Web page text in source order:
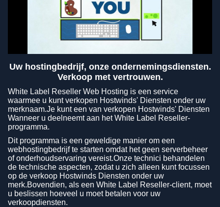
Uw hostingbedrijf, onze ondernemingsdiensten.
Verkoop met vertrouwen.
White Label Reseller Web Hosting is een service
waarmee u kunt verkopen Hostwinds' Diensten onder uw
merknaam.Je kunt een van verkopen Hostwinds' Diensten
Wanneer u deelneemt aan het White Label Reseller-
programma.
Dit programma is een geweldige manier om een
webhostingbedrijf te starten omdat het geen serverbeheer
of onderhoudservaring vereist.Onze technici behandelen
de technische aspecten, zodat u zich alleen kunt focussen
op de verkoop Hostwinds Diensten onder uw
merk.Bovendien, als een White Label Reseller-client, moet
u beslissen hoeveel u moet betalen voor uw
verkoopdiensten.